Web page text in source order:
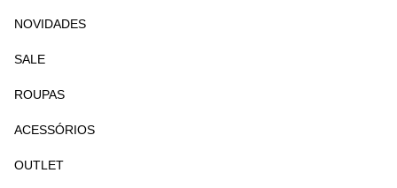
NOVIDADES
SALE
ROUPAS
ACESSÓRIOS
OUTLET